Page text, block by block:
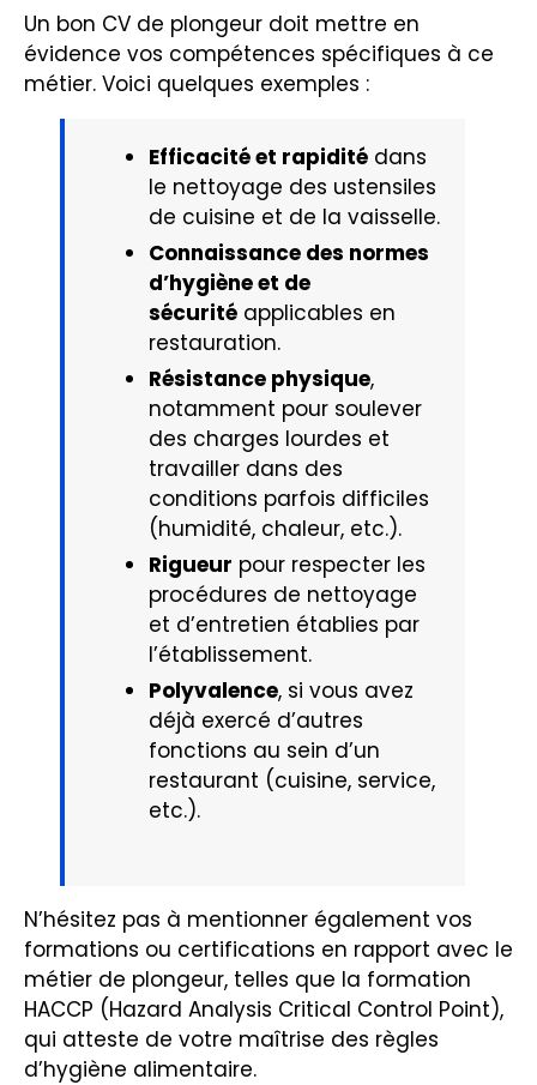
Un bon CV de plongeur doit mettre en
évidence vos compétences spécifiques à ce
métier. Voici quelques exemples :
Efficacité et rapidité dans
le nettoyage des ustensiles
de cuisine et de la vaisselle.
Connaissance des normes
d’hygiène et de
sécurité applicables en
restauration.
Résistance physique,
notamment pour soulever
des charges lourdes et
travailler dans des
conditions parfois difficiles
(humidité, chaleur, etc.).
Rigueur pour respecter les
procédures de nettoyage
et d’entretien établies par
l’établissement.
Polyvalence, si vous avez
déjà exercé d’autres
fonctions au sein d’un
restaurant (cuisine, service,
etc.).
N’hésitez pas à mentionner également vos
formations ou certifications en rapport avec le
métier de plongeur, telles que la formation
HACCP (Hazard Analysis Critical Control Point),
qui atteste de votre maîtrise des règles
d’hygiène alimentaire.